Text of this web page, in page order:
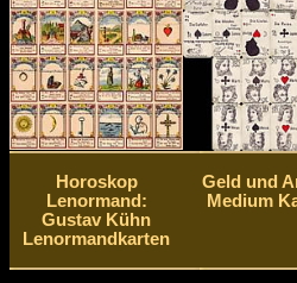
Horoskop
Lenormand:
Gustav Kühn
Lenormandkarten
Geld und
Medium